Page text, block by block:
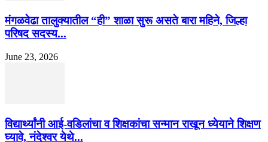
मंगळवेढा तालुक्यातील “ही” शाळा सुरू असते बारा महिने, जिल्हा
परिषद सदस्य...
June 23, 2026
विद्यार्थ्यांनी आई-वडिलांचा व शिक्षकांचा सन्मान राखून ध्येयाने शिक्षण
घ्यावे, नंदेश्वर येथे...